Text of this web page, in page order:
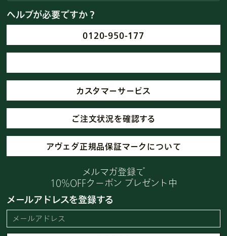
ヘルプが必要ですか？
0120-950-177
カスタマーサービス
ご注文状況を確認する
アヴェダ正規品保証マークについて
メルマガ登録で
10%OFFクーポン プレゼント中
メールアドレスを登録する